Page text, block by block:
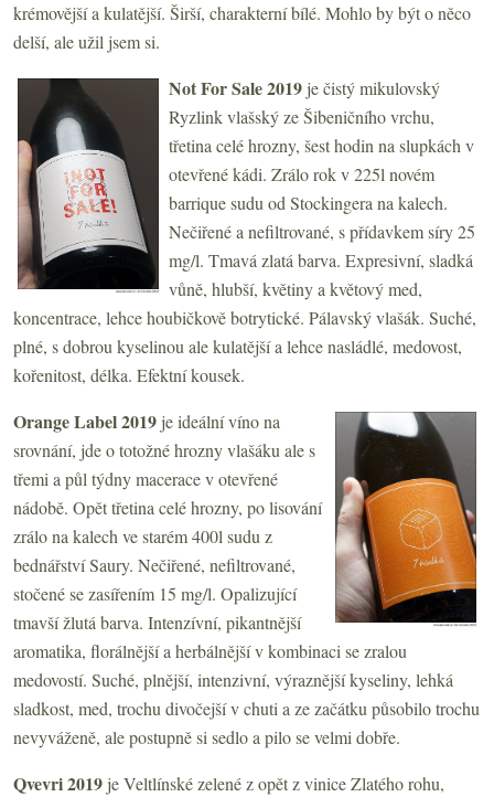
krémovější a kulatější. Širší, charakterní bílé. Mohlo by být o něco
delší, ale užil jsem si.
Not For Sale2019 je čistý mikulovský
Ryzlink vlašský ze Šibeničního vrchu,
třetina celé hrozny, šest hodin na slupkách v
otevřené kádi. Zrálo rok v 225l novém
barrique sudu od Stockingera na kalech.
Nečiřené a nefiltrované, s přídavkem síry 25
mg/l. Tmavá zlatá barva. Expresivní, sladká
vůně, hlubší, květiny a květový med,
koncentrace, lehce houbičkově botrytické. Pálavský vlašák. Suché,
plné, s dobrou kyselinou ale kulatější a lehce nasládlé, medovost,
kořenitost, délka. Efektní kousek.
Orange Label 2019 je ideální víno na
srovnání, jde o totožné hrozny vlašáku ale s
třemi a půl týdny macerace v otevřené
nádobě. Opět třetina celé hrozny, po lisování
zrálo na kalech ve starém 400l sudu z
bednářství Saury. Nečiřené, nefiltrované,
stočené se zasířením 15 mg/l. Opalizující
tmavší žlutá barva. Intenzívní, pikantnější
aromatika, florálnější a herbálnější v kombinaci se zralou
medovostí. Suché, plnější, intenzivní, výraznější kyseliny, lehká
sladkost, med, trochu divočejší v chuti a ze začátku působilo trochu
nevyváženě, ale postupně si sedlo a pilo se velmi dobře.
Qvevri 2019 jeVeltlínské zelené z opět z vinice Zlatého rohu,